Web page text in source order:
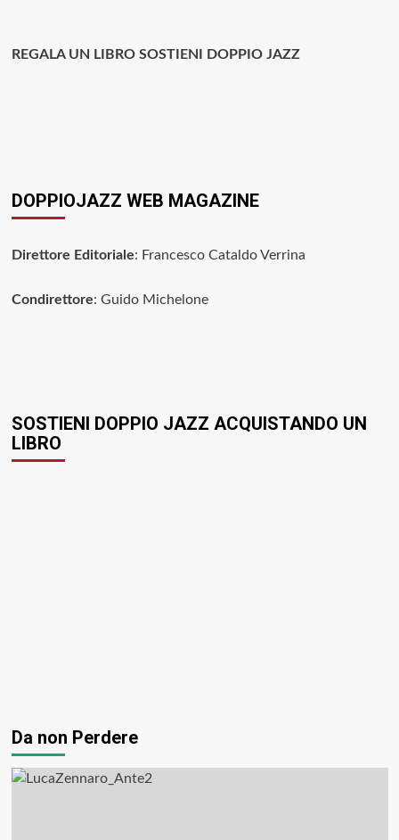
REGALA UN LIBRO SOSTIENI DOPPIO JAZZ
DOPPIOJAZZ WEB MAGAZINE
Direttore Editoriale: Francesco Cataldo Verrina
Condirettore: Guido Michelone
SOSTIENI DOPPIO JAZZ ACQUISTANDO UN
LIBRO
Da non Perdere